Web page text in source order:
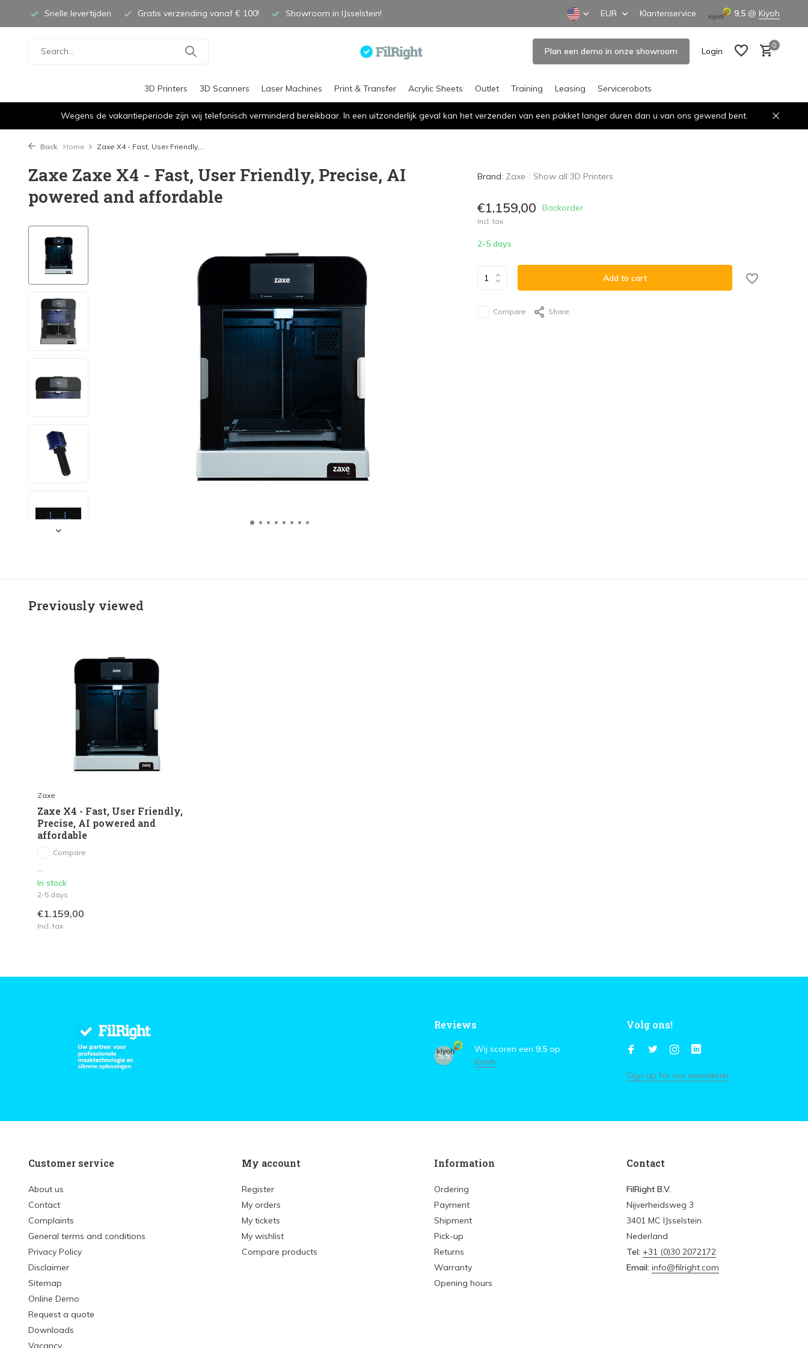
Snelle levertijden Gratis verzending vanaf € 100! Showroom in IJsselstein! EUR Klantenservice 9,5 @ Kiyoh
Plan een demo in onze showroom Login
0
3D Printers 3D Scanners Laser Machines Print & Transfer Acrylic Sheets Outlet Training Leasing Servicerobots
Wegens de vakantieperiode zijn wij telefonisch verminderd bereikbaar. In een uitzonderlijk geval kan het verzenden van een pakket langer duren dan u van ons gewend bent.
Back Home Zaxe X4 - Fast, User Friendly,...
Zaxe Zaxe X4 - Fast, User Friendly, Precise, AI
powered and affordable
Brand: Zaxe Show all 3D Printers
€1.159,00 Backorder
Incl. tax
2-5 days
Add to cart
Compare Share
Previously viewed
Zaxe
Zaxe X4 - Fast, User Friendly,
Precise, AI powered and
affordable
Compare
In stock
2-5 days
€1.159,00
Incl. tax
Reviews
9,5
Wij scoren een 9,5 op
Kiyoh
Volg ons!
Sign up for our newsletter
Customer service
About us
Contact
Complaints
General terms and conditions
Privacy Policy
Disclaimer
Sitemap
Online Demo
Request a quote
Downloads
Vacancy
My account
Register
My orders
My tickets
My wishlist
Compare products
Information
Ordering
Payment
Shipment
Pick-up
Returns
Warranty
Opening hours
Contact
FilRight B.V.
Nijverheidsweg 3
3401 MC IJsselstein
Nederland
Tel: +31 (0)30 2072172
Email: info@filright.com